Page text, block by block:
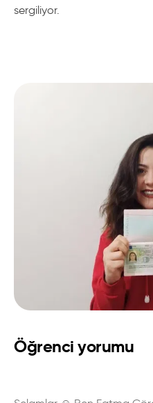
daha bağımsız hareket
etkileyici sanat galerilerini
sonları ise Londra veya
Devon’da sörf yapabiliyor,
katılabiliyorlar. Öğrencilerin
International House Bristol,
almak isteyen öğrencilere
sergiliyor.
Öğrenci yorumu